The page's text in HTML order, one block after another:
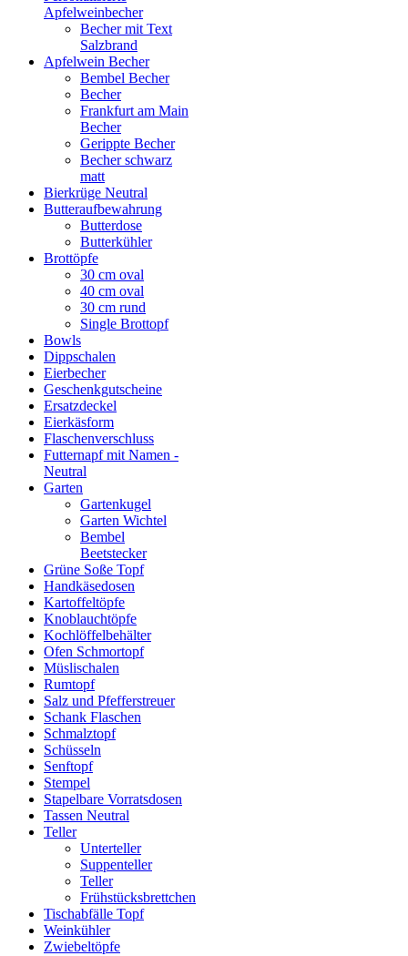
Apfelweinbecher
Becher mit Text
Salzbrand
Apfelwein Becher
Bembel Becher
Becher
Frankfurt am Main
Becher
Gerippte Becher
Becher schwarz
matt
Bierkrüge Neutral
Butteraufbewahrung
Butterdose
Butterkühler
Brottöpfe
30 cm oval
40 cm oval
30 cm rund
Single Brottopf
Bowls
Dippschalen
Eierbecher
Geschenkgutscheine
Ersatzdeckel
Eierkäsform
Flaschenverschluss
Futternapf mit Namen -
Neutral
Garten
Gartenkugel
Garten Wichtel
Bembel
Beetstecker
Grüne Soße Topf
Handkäsedosen
Kartoffeltöpfe
Knoblauchtöpfe
Kochlöffelbehälter
Ofen Schmortopf
Müslischalen
Rumtopf
Salz und Pfefferstreuer
Schank Flaschen
Schmalztopf
Schüsseln
Senftopf
Stempel
Stapelbare Vorratsdosen
Tassen Neutral
Teller
Unterteller
Suppenteller
Teller
Frühstücksbrettchen
Tischabfälle Topf
Weinkühler
Zwiebeltöpfe